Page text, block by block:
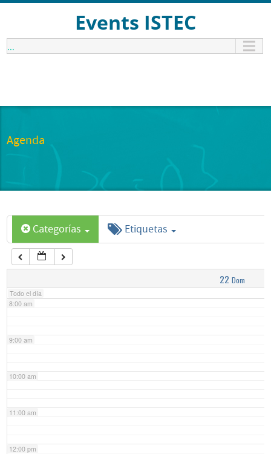
Events ISTEC
...
Agenda
Categorías Etiquetas
22 Dom
Todo el día
1:00 am
6:00 am
7:00 am
8:00 am
9:00 am
10:00 am
11:00 am
12:00 pm